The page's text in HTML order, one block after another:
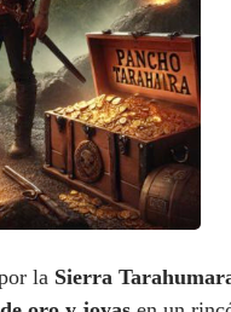
la Sierra